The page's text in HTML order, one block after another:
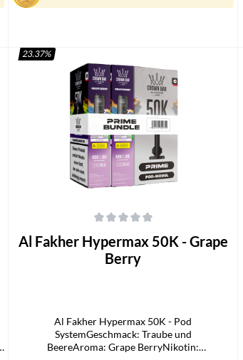
In den Warenkorb
23.37%
Al Fakher Hypermax 50K - Grape
Berry
Al Fakher Hypermax 50K - Pod
SystemGeschmack: Traube und
BeereAroma: Grape BerryNikotin: